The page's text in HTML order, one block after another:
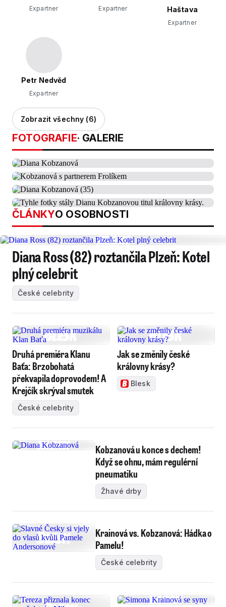
Expartner Expartner
Haštava
Expartner
Petr Nedvěd
Expartner
Zobrazit všechny (6)
FOTOGRAFIE· GALERIE
ČLÁNKYO OSOBNOSTI
Diana Ross (82) roztančila Plzeň: Kotel
plný celebrit
České celebrity
Druhá premiéra Klanu
Baťa: Brzobohatá
překvapila doprovodem! A
Krejčík skrýval smutek
České celebrity
Jak se změnily české
královny krásy?
Blesk
Kobzanová u konce s dechem!
Když se ohnu, mám regulérní
pneumatiku
Žhavé drby
Krainová vs. Kobzanová: Hádka o
Pamelu!
České celebrity